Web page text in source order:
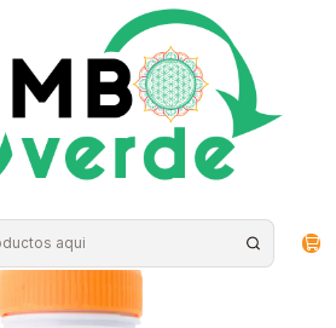
sobre los 59.990 en la provincia de Santiago
Mascotas